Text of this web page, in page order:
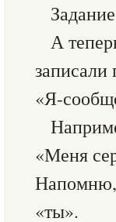
А
«Я-
«Меня
Напомню,
«ты».